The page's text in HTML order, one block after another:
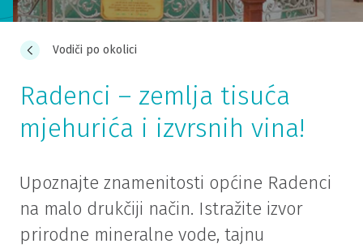
Vodiči po okolici
Radenci – zemlja tisuća
mjehurića i izvrsnih vina!
Upoznajte znamenitosti općine Radenci
na malo drukčiji način. Istražite izvor
prirodne mineralne vode, tajnu